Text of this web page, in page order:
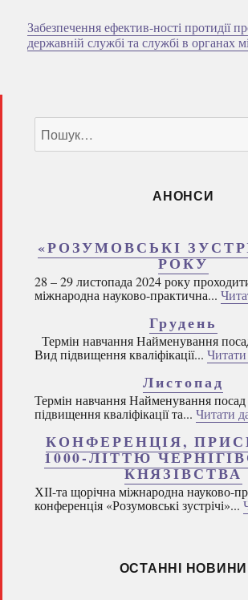
Забезпечення ефектив-ності протидії
державній службі та службі в органах
за
запитом:
АНОНСИ
«РОЗУМОВСЬКІ
РОКУ
28 – 29 листопада 2024 року
міжнародна науково-практична...
Грудень
Термін навчання Найменування
Вид підвищення кваліфікації... Читати
Листопад
Термін навчання Найменування
підвищення кваліфікації та... Читати
КОНФЕРЕНЦІЯ,
1000-ЛІТТЮ
КНЯЗІВСТВА
ХІІ-та щорічна міжнародна науково-
конференція «Розумовські зустрічі»...
ОСТАННІ НОВИНИ